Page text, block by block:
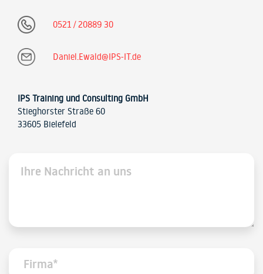
0521 / 20889 30
Daniel.Ewald@IPS-IT.de
IPS Training und Consulting GmbH
Stieghorster Straße 60
33605 Bielefeld